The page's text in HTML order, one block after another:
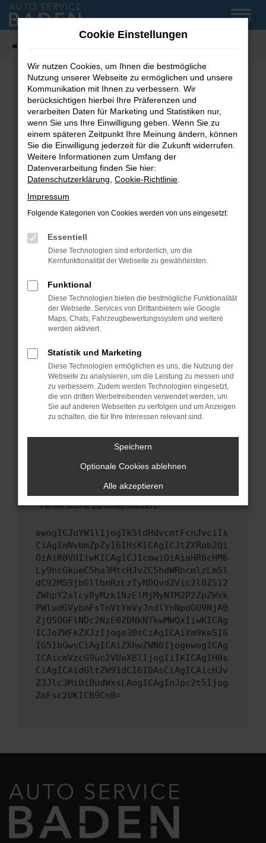
Zum
Hauptinhalt
MENÜ
Fehler: Network Error
Beim Laden ist ein Fehler aufgetreten.
Hier sind ein paar Tipps, die dir helfen können:
Überprüfe deine Firewall und deine
Internetverbindung.
Laden andere Webseiten, zum Beispiel deine
Suchmaschine?
Prüfe deine Browsererweiterungen.
können das Laden bestimmter Seiten
verhindern. Funktioniert die Seite in einem
Fenster?
Starte dein Gerät neu.
Das kann manchmal helfen, vorübergehende
Probleme zu beheben.
Betriebssystem auf dem neuesten Stand
sind.
Veraltete Software birgt nicht nur ein
Sicherheitsrisiko, sondern kann auch dazu
führen, dass bestimmte Funktionen nicht mehr
unterstützt werden.
Wende dich an den Webseitenbetreiber.
Wenn du alle oben genannten Schritte versucht
hast, kontaktiere uns bitte. Wir werden
uns diesen Text schicken, um uns bei der
Fehlersuche zu unterstützen:
ewogICJuYW1lIjogIk5ldHdvcmtFcnJvciIs
CiAgImNvbmZpZyI6IHsKICAgICJtZXRob2Qi
OiAiR0VUIiwKICAgICJ1cmwiOiAiaHR0cHM6
Ly9hcGkueC5ha3MtcHJvZC5hdWRhcmlzLm5l
dC92MS9jbGllbnRzLzIyNDQvd2Vic2l0ZS12
ZWhpY2xlcy8yMzk1NzElMjMyNTM2P2ZpZWxk
PWludGVybmFsTnVtYmVyJndlYnNpdGU9NjA0
ZjQ5OGFlNDc2NzE0ZDNkNTkwMWQxIiwKICAg
ICJoZWFkZXJzIjoge30sCiAgICAiYm9keSI6
IG51bGwsCiAgICAiZXhwZWN0IjogewogICAg
ICAicmVzcG9uc2VUeXBlIjogIiIKICAgIH0s
CiAgICAidGltZW91dCI6IDAsCiAgICAicHJv
Z3Jlc3MiOiBudWxsLAogICAgInJpc2t5Ijog
ZmFsc2UKICB9Cn0=
Cookie Einstellungen
Wir nutzen Cookies, um Ihnen die bestmögliche
Nutzung unserer Webseite zu ermöglichen und unsere
Kommunikation mit Ihnen zu verbessern. Wir
berücksichtigen hierbei Ihre Präferenzen und
verarbeiten Daten für Marketing und Statistiken nur,
wenn Sie uns Ihre Einwilligung geben. Wenn Sie zu
einem späteren Zeitpunkt Ihre Meinung ändern, können
Sie die Einwilligung jederzeit für die Zukunft widerrufen.
Weitere Informationen zum Umfang der
Datenverarbeitung finden Sie hier:
Datenschutzerklärung Cookie-Richtlinie
Impressum
Folgende Kategorien von Cookies werden von uns eingesetzt:
Essentiell
Diese Technologien sind erforderlich, um die
Kernfunktionalität der Webseite zu gewährleisten.
Funktional
Diese Technologien bieten die bestmögliche Funktionalität
der Webseite. Services von Drittanbietern wie Google
Maps, Chats, Fahrzeugbewertungssystem und weitere
werden aktiviert.
Statistik und Marketing
Diese Technologien ermöglichen es uns, die Nutzung der
Webseite zu analysieren, um die Leistung zu messen und
zu verbessern. Zudem werden Technologien eingesetzt,
die von dritten Werbetreibenden verwendet werden, um
Sie auf anderen Webseiten zu verfolgen und um Anzeigen
zu schalten, die für Ihre Interessen relevant sind.
Speichern
Optionale Cookies ablehnen
Alle akzeptieren